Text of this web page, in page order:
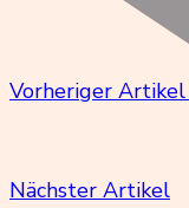
Vorheriger Artikel
Nächster Artikel